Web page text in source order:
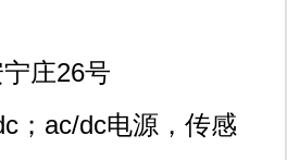
庄26号
；ac/dc电源，传感